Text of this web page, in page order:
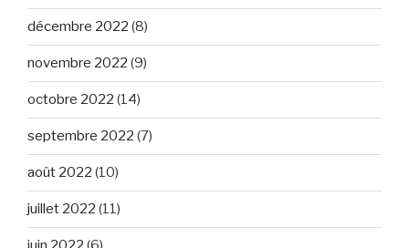
décembre 2022 (8)
novembre 2022 (9)
octobre 2022 (14)
septembre 2022 (7)
août 2022 (10)
juillet 2022 (11)